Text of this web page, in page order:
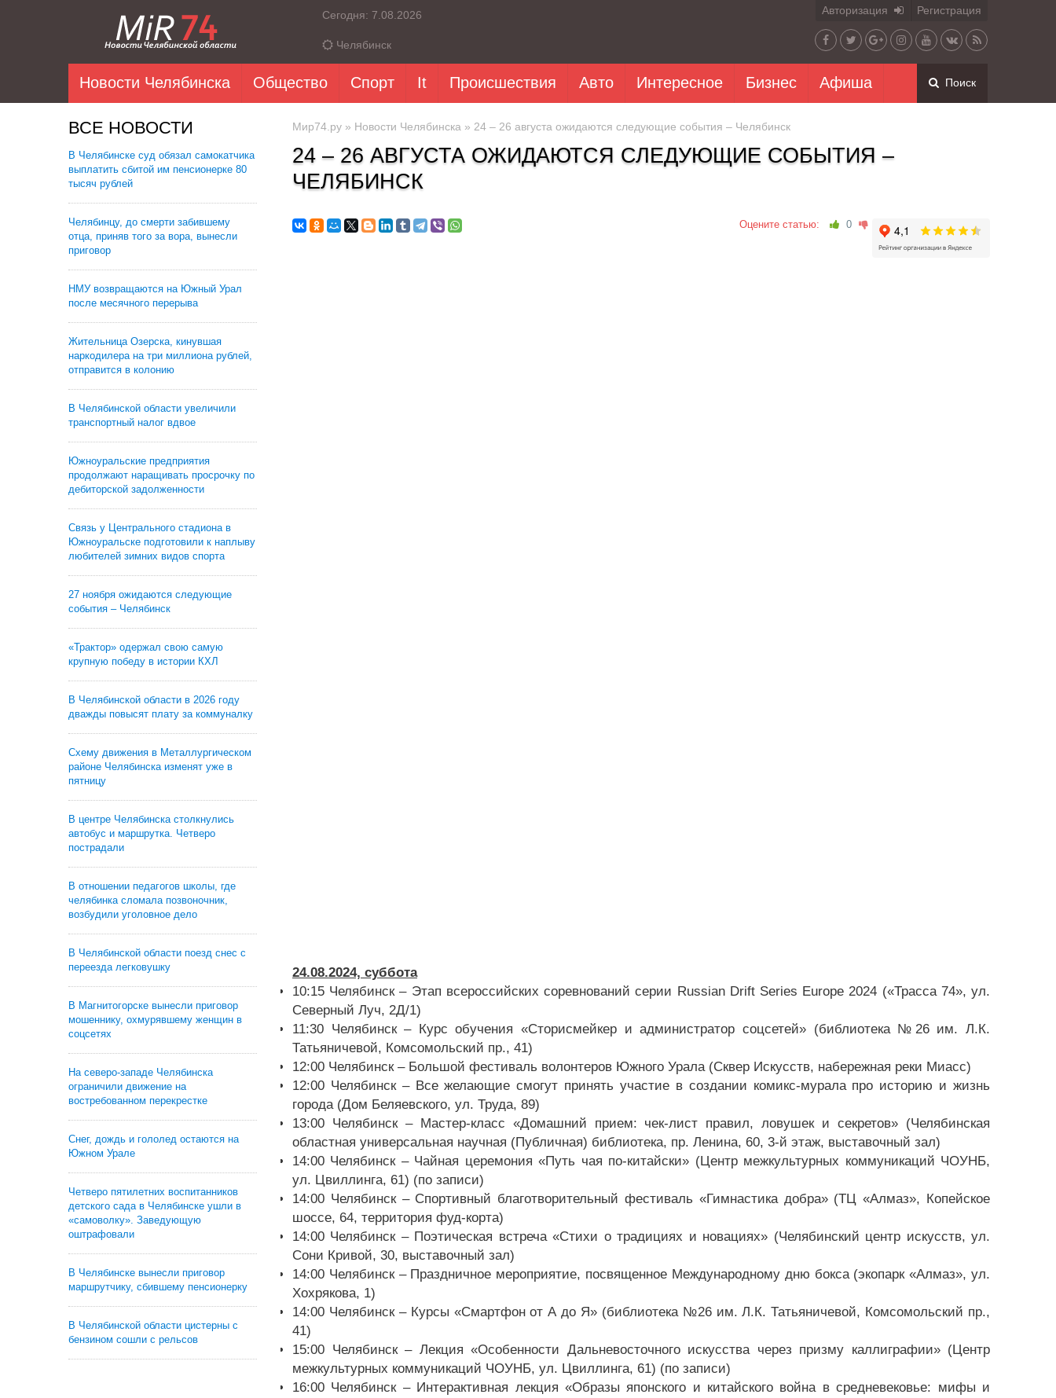
Сегодня: 7.08.2026
Челябинск
Авторизация Регистрация
Новости Челябинска Общество Спорт It Происшествия Авто Интересное Бизнес Афиша Поиск
ВСЕ НОВОСТИ
В Челябинске суд обязал самокатчика
выплатить сбитой им пенсионерке 80
тысяч рублей
Челябинцу, до смерти забившему
отца, приняв того за вора, вынесли
приговор
НМУ возвращаются на Южный Урал
после месячного перерыва
Жительница Озерска, кинувшая
наркодилера на три миллиона рублей,
отправится в колонию
В Челябинской области увеличили
транспортный налог вдвое
Южноуральские предприятия
продолжают наращивать просрочку по
дебиторской задолженности
Связь у Центрального стадиона в
Южноуральске подготовили к наплыву
любителей зимних видов спорта
27 ноября ожидаются следующие
события – Челябинск
«Трактор» одержал свою самую
крупную победу в истории КХЛ
В Челябинской области в 2026 году
дважды повысят плату за коммуналку
Схему движения в Металлургическом
районе Челябинска изменят уже в
пятницу
В центре Челябинска столкнулись
автобус и маршрутка. Четверо
пострадали
В отношении педагогов школы, где
челябинка сломала позвоночник,
возбудили уголовное дело
В Челябинской области поезд снес с
переезда легковушку
В Магнитогорске вынесли приговор
мошеннику, охмурявшему женщин в
соцсетях
На северо-западе Челябинска
ограничили движение на
востребованном перекрестке
Снег, дождь и гололед остаются на
Южном Урале
Четверо пятилетних воспитанников
детского сада в Челябинске ушли в
«самоволку». Заведующую
оштрафовали
В Челябинске вынесли приговор
маршрутчику, сбившему пенсионерку
В Челябинской области цистерны с
бензином сошли с рельсов
Мир74.ру » Новости Челябинска » 24 – 26 августа ожидаются следующие события – Челябинск
24 – 26 АВГУСТА ОЖИДАЮТСЯ СЛЕДУЮЩИЕ СОБЫТИЯ –
ЧЕЛЯБИНСК
Оцените статью: 0
24.08.2024, суббота
10:15 Челябинск – Этап всероссийских соревнований серии Russian Drift Series Europe 2024 («Трасса 74», ул.
Северный Луч, 2Д/1)
11:30 Челябинск – Курс обучения «Сторисмейкер и администратор соцсетей» (библиотека №26 им. Л.К.
Татьяничевой, Комсомольский пр., 41)
12:00 Челябинск – Большой фестиваль волонтеров Южного Урала (Сквер Искусств, набережная реки Миасс)
12:00 Челябинск – Все желающие смогут принять участие в создании комикс-мурала про историю и жизнь
города (Дом Беляевского, ул. Труда, 89)
13:00 Челябинск – Мастер-класс «Домашний прием: чек-лист правил, ловушек и секретов» (Челябинская
областная универсальная научная (Публичная) библиотека, пр. Ленина, 60, 3-й этаж, выставочный зал)
14:00 Челябинск – Чайная церемония «Путь чая по-китайски» (Центр межкультурных коммуникаций ЧОУНБ,
ул. Цвиллинга, 61) (по записи)
14:00 Челябинск – Спортивный благотворительный фестиваль «Гимнастика добра» (ТЦ «Алмаз», Копейское
шоссе, 64, территория фуд-корта)
14:00 Челябинск – Поэтическая встреча «Стихи о традициях и новациях» (Челябинский центр искусств, ул.
Сони Кривой, 30, выставочный зал)
14:00 Челябинск – Праздничное мероприятие, посвященное Международному дню бокса (экопарк «Алмаз», ул.
Хохрякова, 1)
14:00 Челябинск – Курсы «Смартфон от А до Я» (библиотека №26 им. Л.К. Татьяничевой, Комсомольский пр.,
41)
15:00 Челябинск – Лекция «Особенности Дальневосточного искусства через призму каллиграфии» (Центр
межкультурных коммуникаций ЧОУНБ, ул. Цвиллинга, 61) (по записи)
16:00 Челябинск – Интерактивная лекция «Образы японского и китайского война в средневековье: мифы и